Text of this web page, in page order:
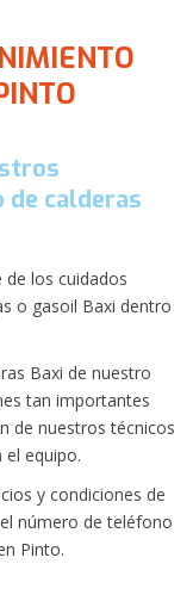
calderas
de los cuidados
o gasoil Baxi dentro
Baxi de nuestro
tan importantes
de nuestros técnicos
el equipo.
y condiciones de
número de teléfono
Pinto.